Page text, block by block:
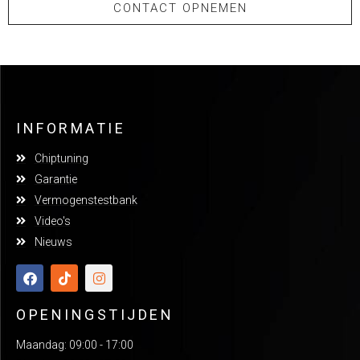
CONTACT OPNEMEN
INFORMATIE
Chiptuning
Garantie
Vermogenstestbank
Video's
Nieuws
OPENINGSTIJDEN
Maandag: 09:00 - 17:00